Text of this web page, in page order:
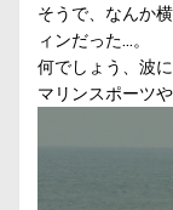
そうで、なんか
ィンだった…。
何でしょう、波
マリンスポーツ